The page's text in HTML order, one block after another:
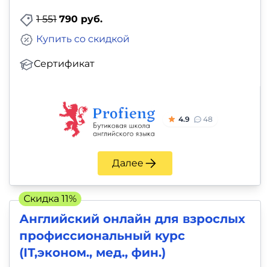
1 551 790 руб.
Сертификат
Купить со скидкой
4.9 48
Далее
Английский онлайн для взрослых
профиссиональный курс
(IT,эконом., мед., фин.)
Скидка 11%